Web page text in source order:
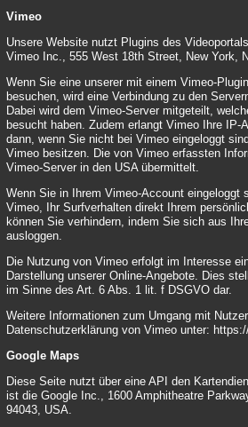
Vimeo
Unsere Website nutzt Plugins des
Vimeo Inc., 555 West 18th Street, New York,
Wenn Sie eine unserer mit einem Vimeo-
besuchen, wird eine Verbindung zu den
Dabei wird dem Vimeo-Server mitgeteilt,
besucht haben. Zudem erlangt Vimeo Ihre IP-
dann, wenn Sie nicht bei Vimeo eingeloggt
Vimeo besitzen. Die von Vimeo erfassten
Vimeo-Server in den USA übermittelt.
Wenn Sie in Ihrem Vimeo-Account eingeloggt
Vimeo, Ihr Surfverhalten direkt Ihrem
können Sie verhindern, indem Sie sich aus
ausloggen.
Die Nutzung von Vimeo erfolgt im Interesse
Darstellung unserer Online-Angebote. Dies
im Sinne des Art. 6 Abs. 1 lit. f DSGVO dar.
Weitere Informationen zum Umgang mit
Datenschutzerklärung von Vimeo unter:
Google Maps
Diese Seite nutzt über eine API den
ist die Google Inc., 1600 Amphitheatre
94043, USA.